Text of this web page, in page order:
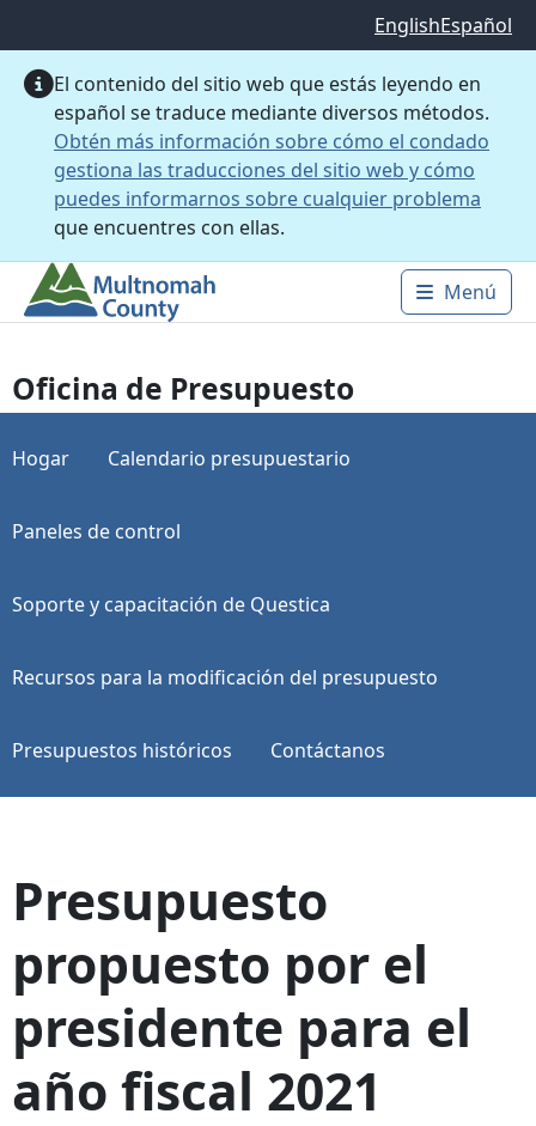
EnglishEspañol
El contenido del sitio web que estás leyendo en
español se traduce mediante diversos métodos.
Obtén más información sobre cómo el condado
gestiona las traducciones del sitio web y cómo
puedes informarnos sobre cualquier problema
que encuentres con ellas.
Main
Menú
Oficina de Presupuesto
Hogar Calendario presupuestario
Paneles de control
Soporte y capacitación de Questica
Recursos para la modificación del presupuesto
Presupuestos históricos Contáctanos
Presupuesto
propuesto por el
presidente para el
año fiscal 2021